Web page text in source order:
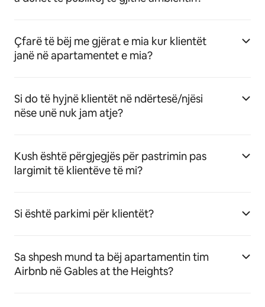
Çfarë të bëj me gjërat e mia kur klientët
janë në apartamentet e mia?
Si do të hyjnë klientët në ndërtesë/njësi
nëse unë nuk jam atje?
Kush është përgjegjës për pastrimin pas
largimit të klientëve të mi?
Si është parkimi për klientët?
Sa shpesh mund ta bëj apartamentin tim
Airbnb në Gables at the Heights?